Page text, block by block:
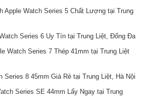
Apple Watch Series 5 Chất Lượng tại Trung
Series 6 Uy Tín tại Trung Liệt, Đống Đa
Watch Series 7 Thép 41mm tại Trung Liệt
Series 8 45mm Giá Rẻ tại Trung Liệt, Hà Nội
Series SE 44mm Lấy Ngay tại Trung